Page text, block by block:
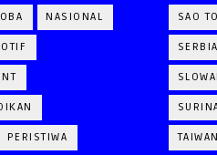
NASIONAL
PERISTIWA
SAO